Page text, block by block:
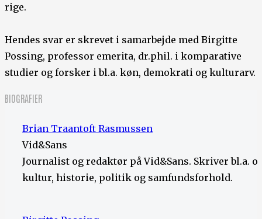
rige.
Hendes svar er skrevet i samarbejde med Birgitte
Possing, professor emerita, dr.phil. i komparative
studier og forsker i bl.a. køn, demokrati og kulturarv.
BIOGRAFIER
Brian Traantoft Rasmussen
Vid&Sans
Journalist og redaktør på Vid&Sans. Skriver bl.a.
kultur, historie, politik og samfundsforhold.